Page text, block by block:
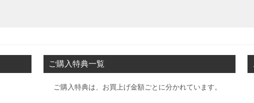
ご購入特典一覧
ご購入特典は、お買上げ金額ごとに分かれています。